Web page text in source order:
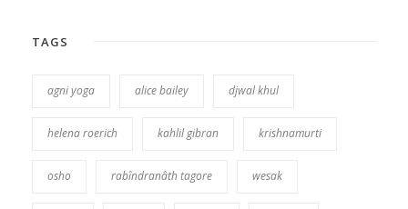
TAGS
agni yoga alice bailey djwal khul
helena roerich kahlil gibran krishnamurti
osho rabîndranâth tagore wesak